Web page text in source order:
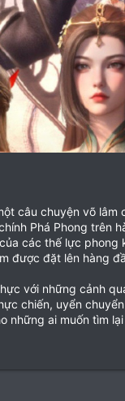
câu chuyện võ
Phá Phong trên
các thế lực
được đặt lên hàng
với những cảnh
chiến, uyển
những ai muốn tìm